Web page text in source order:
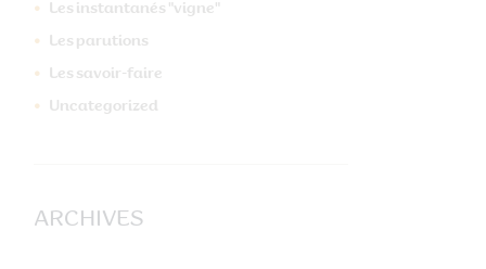
Les instantanés "vigne"
Les parutions
Les savoir-faire
Uncategorized
ARCHIVES